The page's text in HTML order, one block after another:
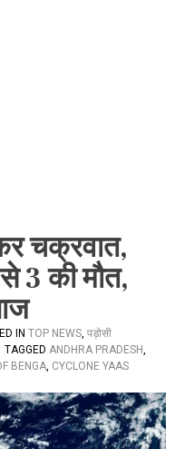
चक्रवात,
3 की मौत,
IN TOP NEWS, पड़ोसी
TAGGED ANDHRA PRADESH,
BENGA, CYCLONE YAAS